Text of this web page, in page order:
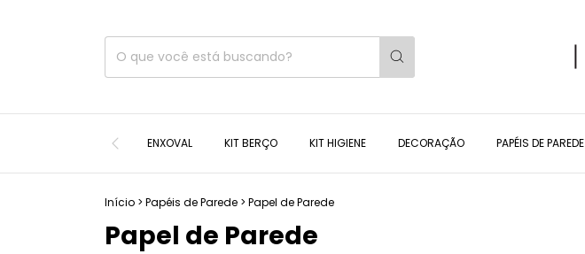
ENXOVAL KIT BERÇO KIT HIGIENE DECORAÇÃO PAPÉIS DE PAREDE
Início > Papéis de Parede > Papel de Parede
Papel de Parede